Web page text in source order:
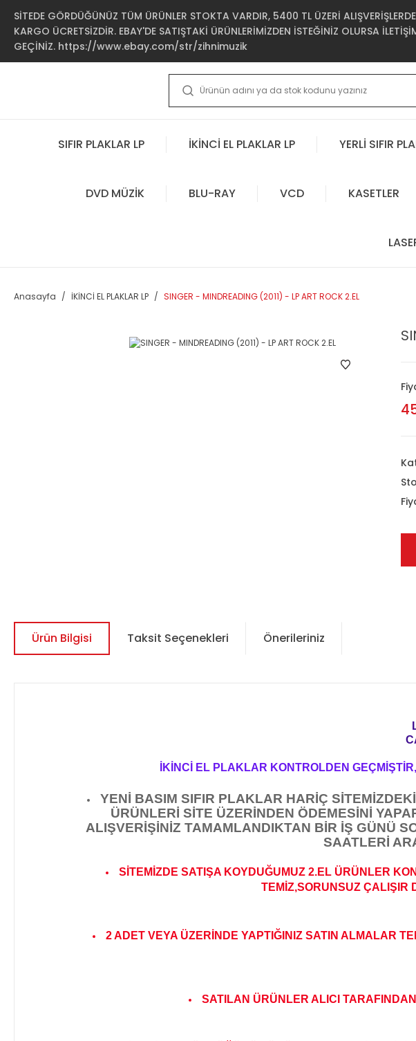
SİTEDE GÖRDÜĞÜNÜZ TÜM ÜRÜNLER STOKTA VARDIR, 5400 TL ÜZERİ ALIŞVERİŞLERDE
KARGO ÜCRETSİZDİR. EBAY'DE SATIŞTAKİ ÜRÜNLERİMİZDEN İSTEĞİNİZ OLURSA
GEÇİNİZ. https://www.ebay.com/str/zihnimuzik
SIFIR PLAKLAR LP İKİNCİ EL PLAKLAR LP YERLİ SIFIR
DVD MÜZİK BLU-RAY VCD KASETLER
Anasayfa İKİNCİ EL PLAKLAR LP SINGER - MINDREADING (2011) - LP ART ROCK 2.EL
Ürün Bilgisi Taksit Seçenekleri Önerileriniz
İKİNCİ EL PLAKLAR KONTROLDEN
YENİ BASIM SIFIR PLAKLAR HARİÇ
ÜRÜNLERİ SİTE ÜZERİNDEN ÖDEMESİNİ
ALIŞVERİŞİNİZ TAMAMLANDIKTAN BİR İŞ GÜNÜ
SAATLERİ
SİTEMİZDE SATIŞA KOYDUĞUMUZ 2.EL ÜRÜNLER
TEMİZ,SORUNSUZ ÇALIŞIR
2 ADET VEYA ÜZERİNDE YAPTIĞINIZ SATIN ALMALAR
SATILAN ÜRÜNLER ALICI